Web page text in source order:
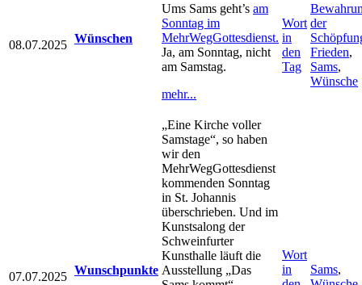
08.07.2025 Wünschen
Ums Sams geht’s am
Sonntag im
MehrWegGottesdienst.
Ja, am Sonntag, nicht
am Samstag.
mehr...
Wort
in
den
Tag
der
Frieden,
Sams,
Wünsche
07.07.2025 Wunschpunkte
„Eine Kirche voller
Samstage“, so haben
wir den
MehrWegGottesdienst
kommenden Sonntag
in St. Johannis
überschrieben. Und im
Kunstsalong der
Schweinfurter
Kunsthalle läuft die
Ausstellung „Das
Wort
in
Sams,